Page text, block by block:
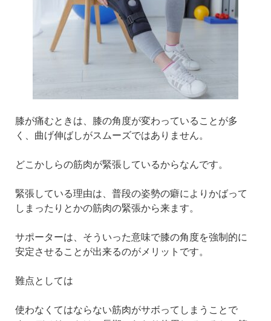
膝が痛むときは、膝の角度が変わっていることが多
く、曲げ伸ばしがスムーズではありません。
どこかしらの筋肉が緊張しているからなんです。
緊張している理由は、普段の姿勢の癖によりかばって
しまったりとかの筋肉の緊張から来ます。
サポーターは、そういった意味で膝の角度を強制的に
安定させることが出来るのがメリットです。
難点としては
使わなくてはならない筋肉がサボってしまうことで